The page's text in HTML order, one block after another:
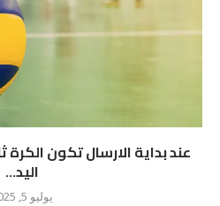
عند بداية الارسال تكون
اليد...
يوليو 5, 2025